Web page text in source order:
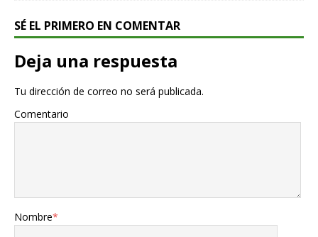
SÉ EL PRIMERO EN COMENTAR
Deja una respuesta
Tu dirección de correo no será publicada.
Comentario
Nombre*